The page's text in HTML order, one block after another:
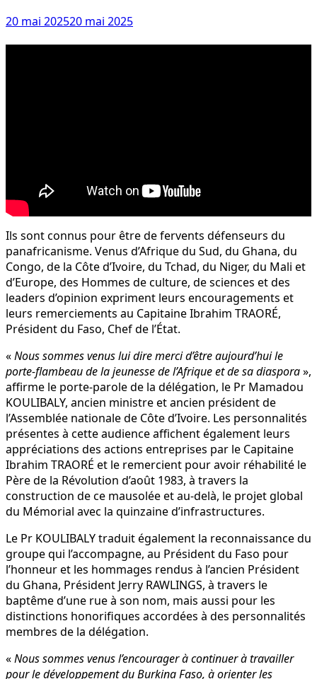
20 mai 202520 mai 2025
Ils sont connus pour être de fervents défenseurs du
panafricanisme. Venus d’Afrique du Sud, du Ghana, du
Congo, de la Côte d’Ivoire, du Tchad, du Niger, du Mali et
d’Europe, des Hommes de culture, de sciences et des
leaders d’opinion expriment leurs encouragements et
leurs remerciements au Capitaine Ibrahim TRAORÉ,
Président du Faso, Chef de l’État.
«Nous sommes venus lui dire merci d’être aujourd’hui le
porte-flambeau de la jeunesse de l’Afrique et de sa diaspora»,
affirme le porte-parole de la délégation, le Pr Mamadou
KOULIBALY, ancien ministre et ancien président de
l’Assemblée nationale de Côte d’Ivoire. Les personnalités
présentes à cette audience affichent également leurs
appréciations des actions entreprises par le Capitaine
Ibrahim TRAORÉ et le remercient pour avoir réhabilité le
Père de la Révolution d’août 1983, à travers la
construction de ce mausolée et au-delà, le projet global
du Mémorial avec la quinzaine d’infrastructures.
Le Pr KOULIBALY traduit également la reconnaissance du
groupe qui l’accompagne, au Président du Faso pour
l’honneur et les hommages rendus à l’ancien Président
du Ghana, Président Jerry RAWLINGS, à travers le
baptême d’une rue à son nom, mais aussi pour les
distinctions honorifiques accordées à des personnalités
membres de la délégation.
«Nous sommes venus l’encourager à continuer à travailler
pour le développement du Burkina Faso, à orienter les